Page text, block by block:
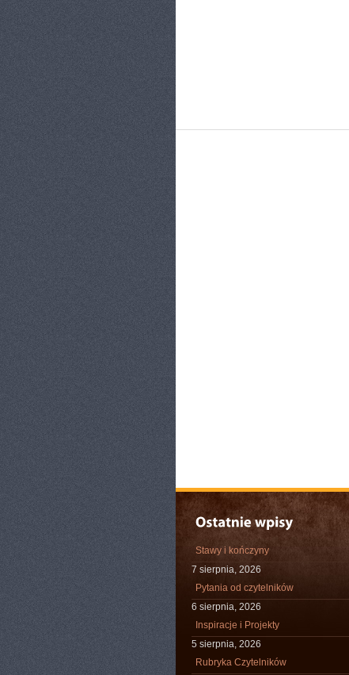
Stawy i kończyny
7 sierpnia, 2026
Pytania od czytelników
6 sierpnia, 2026
Inspiracje i Projekty
5 sierpnia, 2026
Rubryka Czytelników